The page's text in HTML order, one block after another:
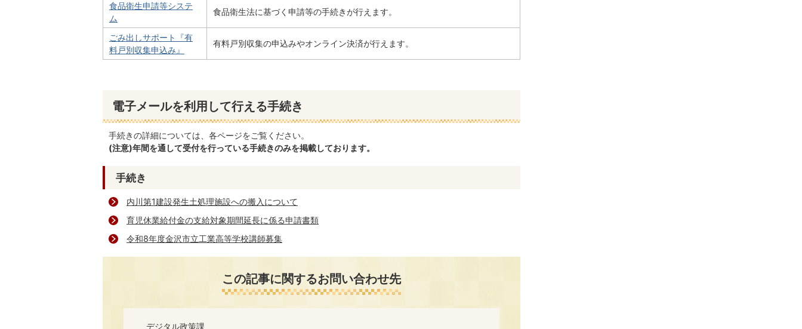
食品衛生申請等システ
ム
食品衛生法に基づく申請等の手続きが行えます。
ごみ出しサポート『有
料戸別収集申込み』
有料戸別収集の申込みやオンライン決済が行えます。
電子メールを利用して行える手続き
手続きの詳細については、各ページをご覧ください。
(注意)年間を通して受付を行っている手続きのみを掲載しております。
手続き
内川第1建設発生土処理施設への搬入について
育児休業給付金の支給対象期間延長に係る申請書類
令和8年度金沢市立工業高等学校講師募集
この記事に関するお問い合わせ先
デジタル政策課